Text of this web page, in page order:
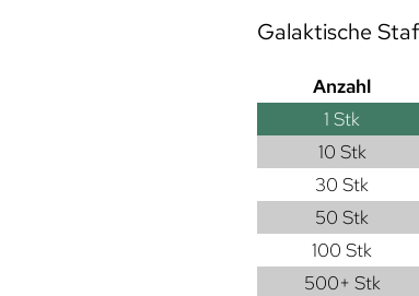
Galaktische
Anzahl
1 Stk
10 Stk
30 Stk
50 Stk
100 Stk
500+ Stk